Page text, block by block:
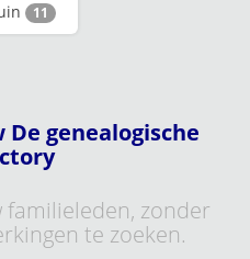
11
genealogische
familieleden, zonder
te zoeken.